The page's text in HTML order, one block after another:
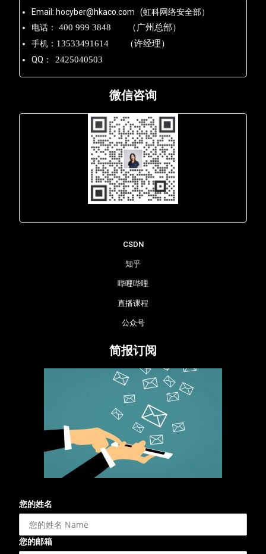
Email: hocyber@hkaco.com (虹科网络安全部）
电话：
400 999 3848 （广州总部）
手机： 13533491614 （许经理）
QQ： 2425040503
微信咨询
CSDN
知乎
哔哩哔哩
直播课程
公众号
简报订阅
您的姓名
您的邮箱